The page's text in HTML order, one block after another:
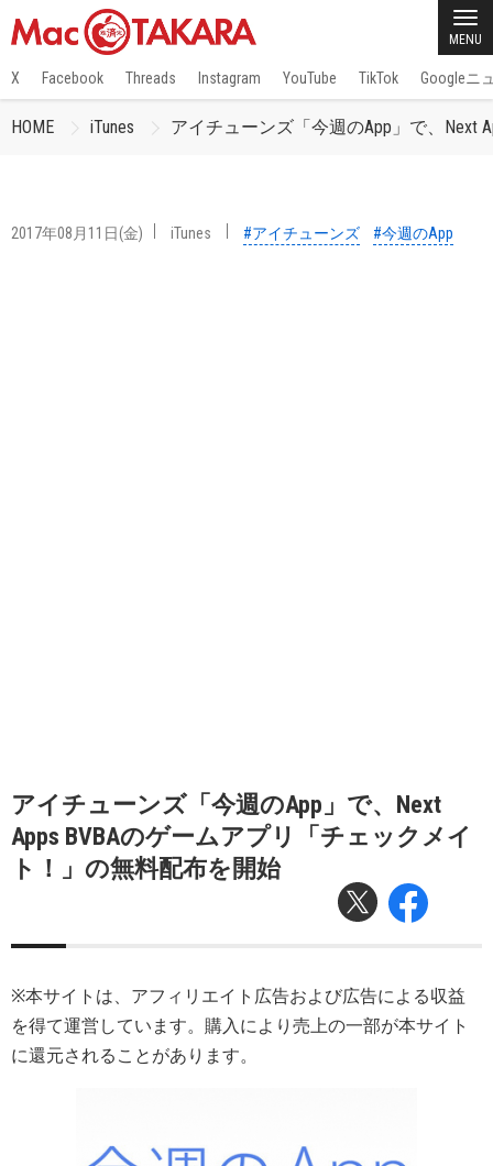
MENU
X Facebook Threads Instagram YouTube TikTok Googleニ
HOME iTunes アイチューンズ「今週のApp」で、Next
2017年08月11日(金) iTunes #アイチューンズ #今週のApp
アイチューンズ「今週のApp」で、Next
Apps BVBAのゲームアプリ「チェックメイ
ト！」の無料配布を開始
※本サイトは、アフィリエイト広告および広告による収益
を得て運営しています。購入により売上の一部が本サイト
に還元されることがあります。